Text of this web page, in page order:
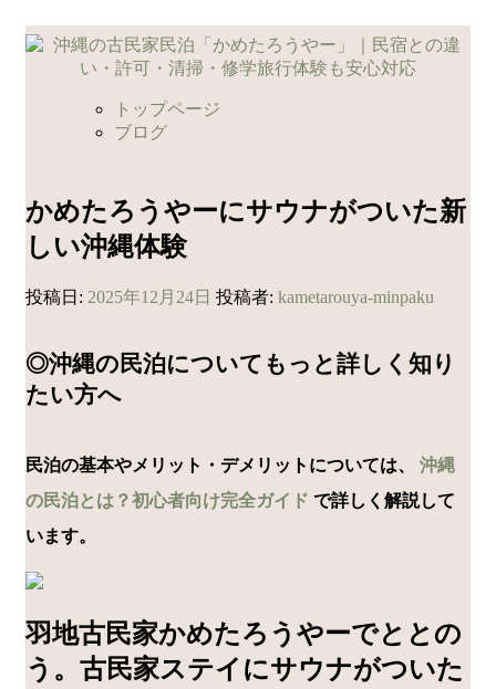
コ
ン
キ
ッ
プ
トップページ
ブログ
かめたろうやーにサウナがついた新
しい沖縄体験
投稿日: 2025年12月24日 投稿者: kametarouya-minpaku
◎沖縄の民泊についてもっと詳しく知り
たい方へ
民泊の基本やメリット・デメリットについては、 沖縄
の民泊とは？初心者向け完全ガイド で詳しく解説して
います。
羽地古民家かめたろうやーでととの
う。古民家ステイにサウナがついた